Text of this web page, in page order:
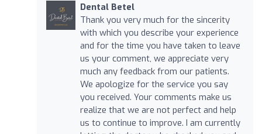
Dental Betel
Thank you very much for the sincerity
with which you describe your experience
and for the time you have taken to leave
us your comment, we appreciate very
much any feedback from our patients.
We apologize for the service you say
you received. Your comments make us
realize that we are not perfect and help
us to continue to improve. I am currently